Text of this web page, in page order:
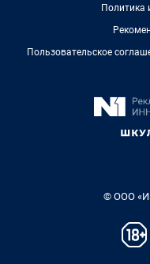
Политика
Пользовательское
© ООО